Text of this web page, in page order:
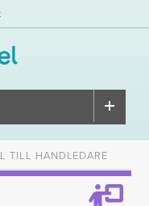
▼
TILL HANDLEDARE